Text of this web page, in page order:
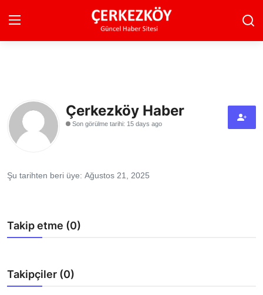
Son Dakika
Ekonomi Haberleri
Teknoloji Haberleri
Çerkezköy
Çerkezköy Haber
Son görülme tarihi: 15 days ago
Şu tarihten beri üye: Ağustos 21, 2025
Takip etme (0)
Takipçiler (0)